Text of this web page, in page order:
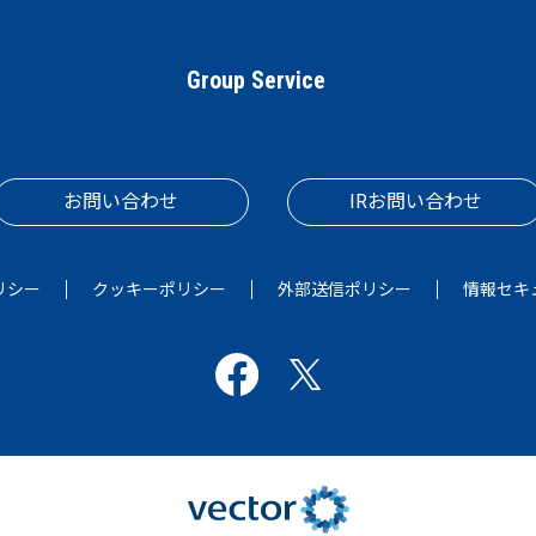
Group Service
お問い合わせ IRお問い合わせ
シー クッキーポリシー 外部送信ポリシー 情報セキ